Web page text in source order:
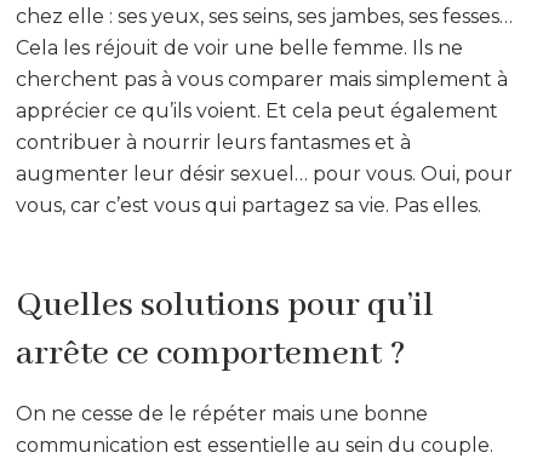
chez elle : ses yeux, ses seins, ses jambes, ses fesses…
Cela les réjouit de voir une belle femme. Ils ne
cherchent pas à vous comparer mais simplement à
apprécier ce qu’ils voient. Et cela peut également
contribuer à nourrir leurs fantasmes et à
augmenter leur désir sexuel… pour vous. Oui, pour
vous, car c’est vous qui partagez sa vie. Pas elles.
Quelles solutions pour qu’il
arrête ce comportement ?
On ne cesse de le répéter mais une bonne
communication est essentielle au sein du couple.